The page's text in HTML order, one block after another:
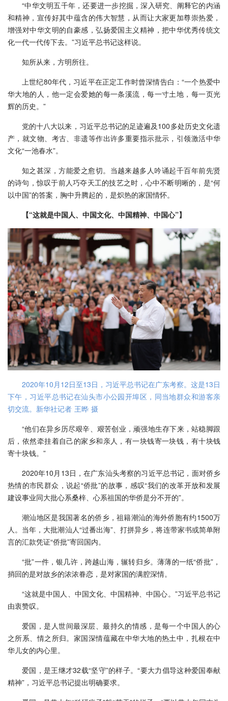
“中华文明五千年，还要进一步挖掘，深入研究、阐释它的内涵
和精神，宣传好其中蕴含的伟大智慧，从而让大家更加尊崇热爱，
增强对中华文明的自豪感，弘扬爱国主义精神，把中华优秀传统文
化一代一代传下去。”习近平总书记这样说。
知所从来，方明所往。
上世纪80年代，习近平在正定工作时曾深情告白：“一个热爱中
华大地的人，他一定会爱她的每一条溪流，每一寸土地，每一页光
辉的历史。”
党的十八大以来，习近平总书记的足迹遍及100多处历史文化遗
产，就文物、考古、非遗等作出许多重要指示批示，引领激活中华
文化“一池春水”。
知之甚深，方能爱之愈切。当越来越多人吟诵起千百年前先贤
的诗句，惊叹于前人巧夺天工的技艺之时，心中不断明晰的，是“何
以中国”的答案，胸中升腾起的，是炽热的家国情怀。
【“这就是中国人、中国文化、中国精神、中国心”】
2020年10月12日至13日，习近平总书记在广东考察。这是13日
下午，习近平总书记在汕头市小公园开埠区，同当地群众和游客亲
切交流。新华社记者 王晔 摄
“他们在异乡历尽艰辛、艰苦创业，顽强地生存下来，站稳脚跟
后，依然牵挂着自己的家乡和亲人，有一块钱寄一块钱，有十块钱
寄十块钱。”
2020年10月13日，在广东汕头考察的习近平总书记，面对侨乡
热情的市民群众，说起“侨批”的故事，感叹“我们的改革开放和发展
建设事业同大批心系桑梓、心系祖国的华侨是分不开的”。
潮汕地区是我国著名的侨乡，祖籍潮汕的海外侨胞有约1500万
人。当年，大批潮汕人“过番出海”、打拼异乡，将连带家书或简单附
言的汇款凭证“侨批”寄回国内。
“批”一件，银几许，跨越山海，辗转归乡。薄薄的一纸“侨批”，
捎回的是对故乡的浓浓眷恋，是对家国的满腔深情。
“这就是中国人、中国文化、中国精神、中国心。”习近平总书记
由衷赞叹。
爱国，是人世间最深层、最持久的情感，是每一个中国人的心
之所系、情之所归。家国深情蕴藏在中华大地的热土中，扎根在中
华儿女的内心里。
爱国，是王继才32载“坚守”的样子。“要大力倡导这种爱国奉献
精神”，习近平总书记提出明确要求。